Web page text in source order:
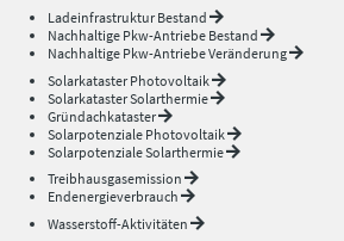
Ladeinfrastruktur Bestand
Nachhaltige Pkw-Antriebe Bestand
Nachhaltige Pkw-Antriebe Veränderung
Solarkataster Photovoltaik
Solarkataster Solarthermie
Gründachkataster
Solarpotenziale Photovoltaik
Solarpotenziale Solarthermie
Treibhausgasemission
Endenergieverbrauch
Wasserstoff-Aktivitäten